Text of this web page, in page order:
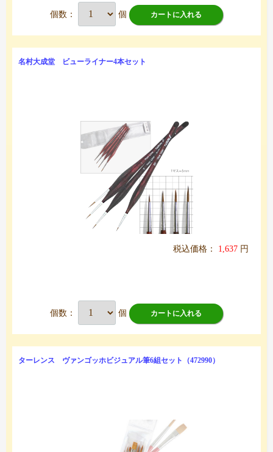
個数： 個 カートに入れる
名村大成堂 ビューライナー4本セット
税込価格： 1,637 円
個数： 個 カートに入れる
ターレンス ヴァンゴッホビジュアル筆6組セット（472990）